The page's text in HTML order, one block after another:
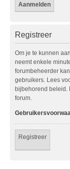
Registreer
Om je te kunnen
neemt enkele
forumbeheerder
gebruikers. Lees
bijbehorend beleid.
forum.
Registreer